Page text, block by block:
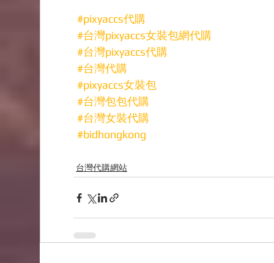
#pixyaccs代購
#台灣pixyaccs女裝包網代購
#台灣pixyaccs代購
#台灣代購
#pixyaccs女裝包
#台灣包包代購
#台灣女裝代購
#bidhongkong
台灣代購網站